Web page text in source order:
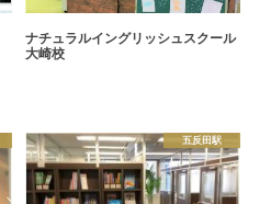
ナチュラルイングリッシュスクール
大崎校
五反田駅